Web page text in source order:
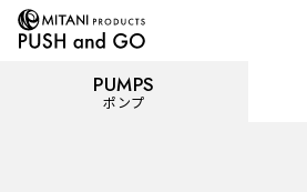
PUMPS
ポンプ